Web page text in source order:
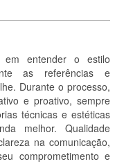
em entender o estilo
as referências e
Durante o processo,
e proativo, sempre
técnicas e estéticas
melhor. Qualidade
na comunicação,
comprometimento e